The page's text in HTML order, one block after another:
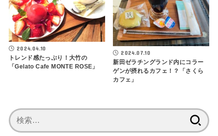
2024.04.10
トレンド感たっぷり！大竹の
「Gelato Cafe MONTE ROSE」
2024.07.10
新田ゼラチングランド内にコラー
ゲンが摂れるカフェ！？「さくら
カフェ」
索: